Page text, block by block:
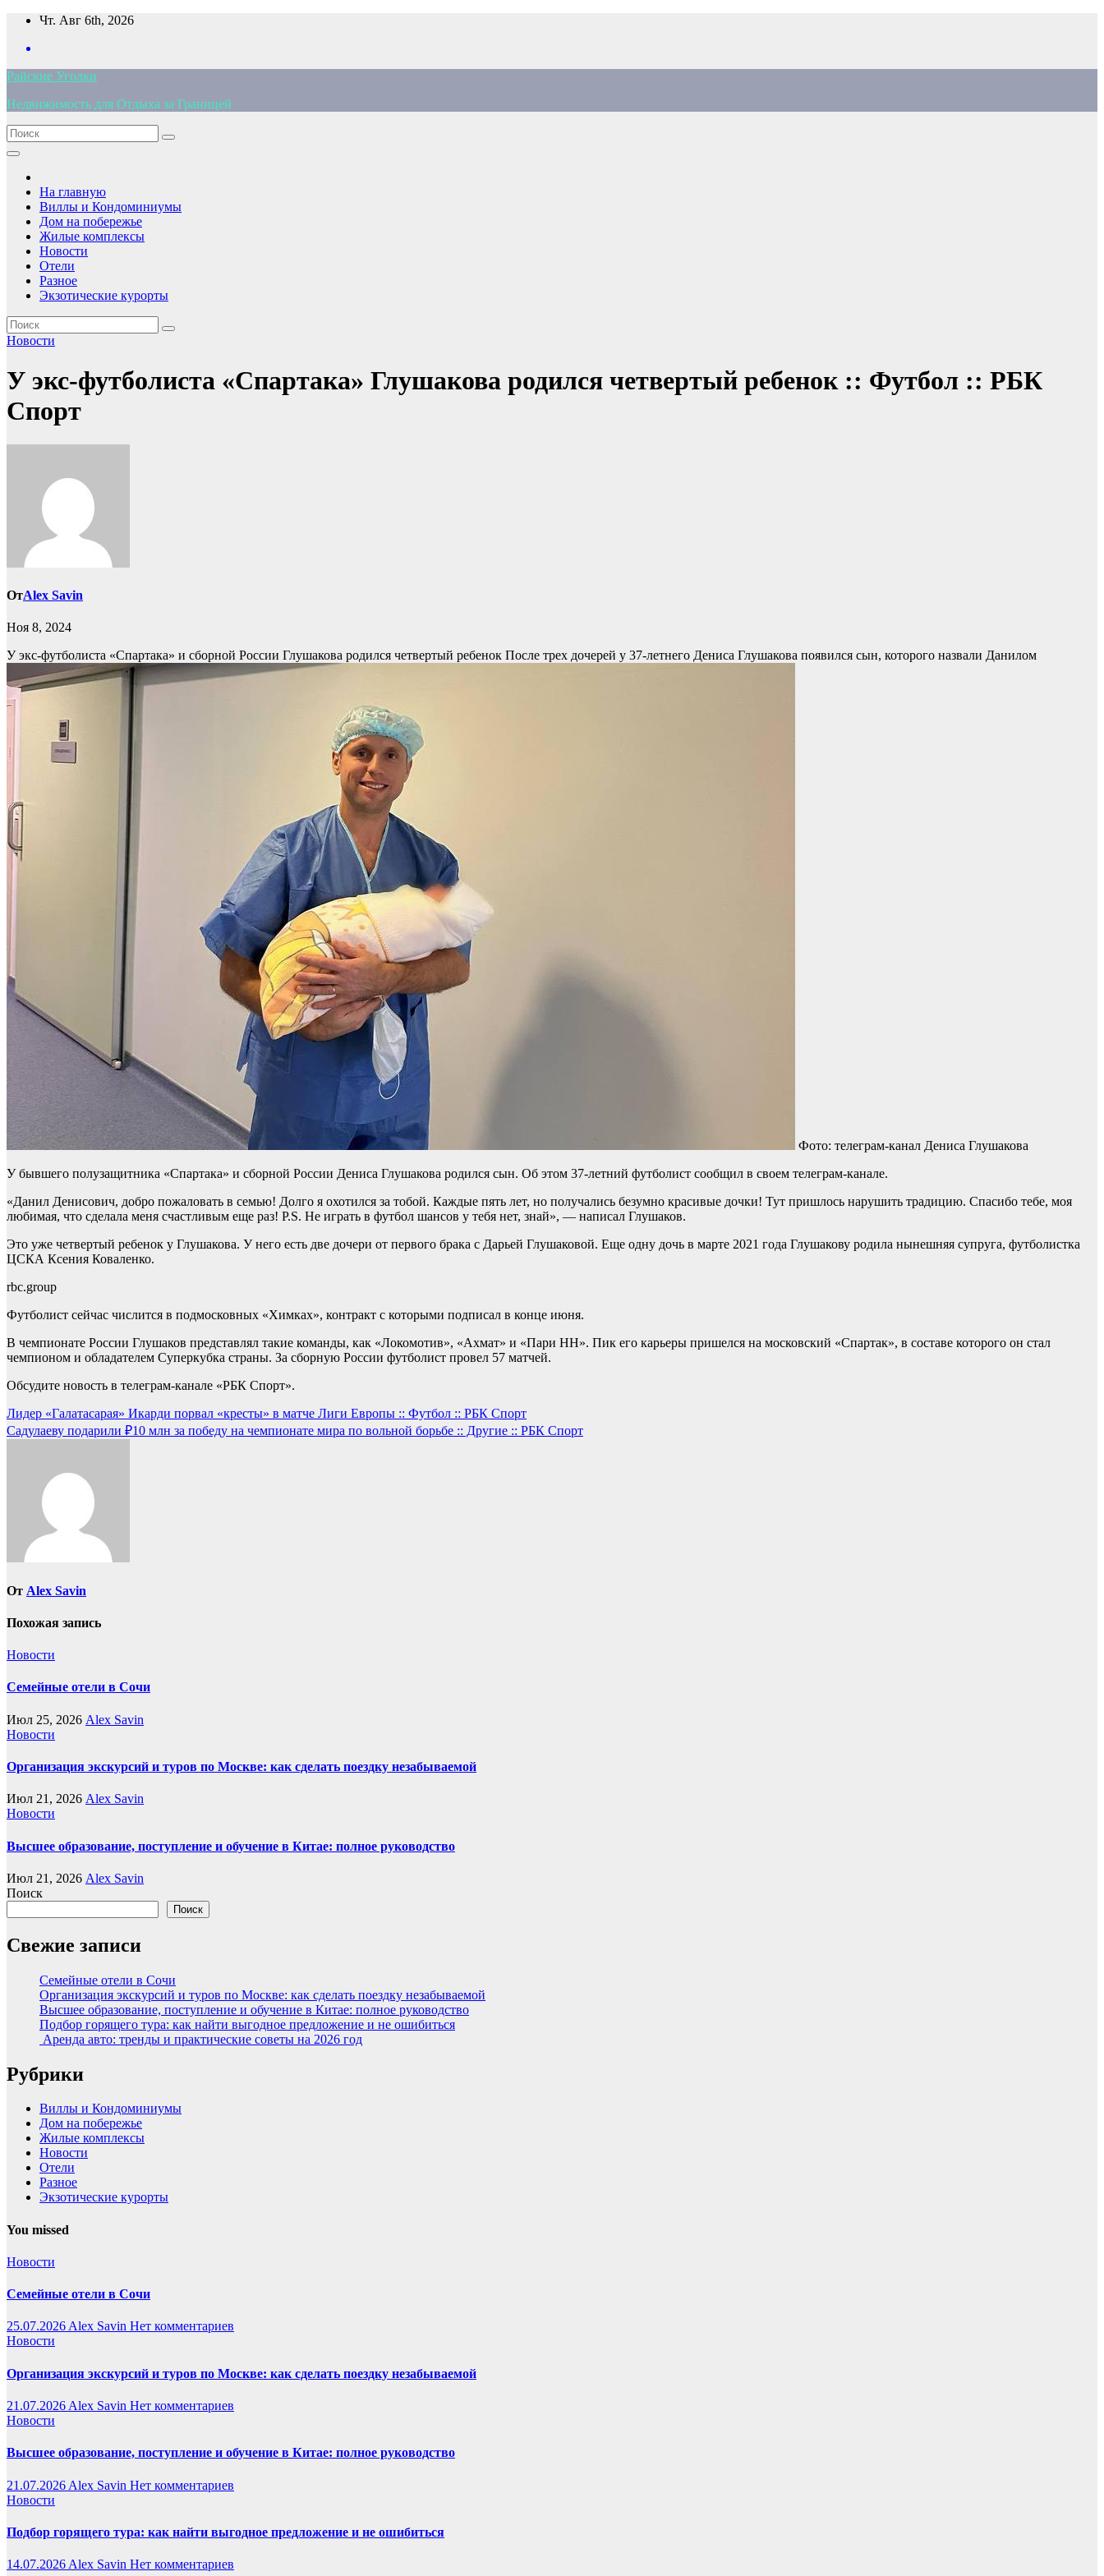
Перейти
содержимому
Чт. Авг 6th, 2026
Райские Уголки
Недвижимость для Отдыха за Границей
На главную
Виллы и Кондоминиумы
Дом на побережье
Жилые комплексы
Новости
Отели
Разное
Экзотические курорты
Новости
У экс-футболиста «Спартака» Глушакова родился четвертый ребенок :: Футбол :: РБК
Спорт
ОтAlex Savin
Ноя 8, 2024
У экс-футболиста «Спартака» и сборной России Глушакова родился четвертый ребенок После трех дочерей у 37-летнего Дениса Глушакова появился сын, которого назвали Данилом
Фото: телеграм-канал Дениса Глушакова
У бывшего полузащитника «Спартака» и сборной России Дениса Глушакова родился сын. Об этом 37-летний футболист сообщил в своем телеграм-канале.
«Данил Денисович, добро пожаловать в семью! Долго я охотился за тобой. Каждые пять лет, но получались безумно красивые дочки! Тут пришлось нарушить традицию. Спасибо тебе, моя
любимая, что сделала меня счастливым еще раз! P.S. Не играть в футбол шансов у тебя нет, знай», — написал Глушаков.
Это уже четвертый ребенок у Глушакова. У него есть две дочери от первого брака с Дарьей Глушаковой. Еще одну дочь в марте 2021 года Глушакову родила нынешняя супруга, футболистка
ЦСКА Ксения Коваленко.
rbc.group
Футболист сейчас числится в подмосковных «Химках», контракт с которыми подписал в конце июня.
В чемпионате России Глушаков представлял такие команды, как «Локомотив», «Ахмат» и «Пари НН». Пик его карьеры пришелся на московский «Спартак», в составе которого он стал
чемпионом и обладателем Суперкубка страны. За сборную России футболист провел 57 матчей.
Обсудите новость в телеграм-канале «РБК Спорт».
Навигация
по
Лидер «Галатасарая» Икарди порвал «кресты» в матче Лиги Европы :: Футбол :: РБК Спорт
Садулаеву подарили ₽10 млн за победу на чемпионате мира по вольной борьбе :: Другие :: РБК Спорт
От Alex Savin
Похожая запись
Новости
Семейные отели в Сочи
Июл 25, 2026 Alex Savin
Новости
Организация экскурсий и туров по Москве: как сделать поездку незабываемой
Июл 21, 2026 Alex Savin
Новости
Высшее образование, поступление и обучение в Китае: полное руководство
Июл 21, 2026 Alex Savin
Поиск
Поиск
Свежие записи
Семейные отели в Сочи
Организация экскурсий и туров по Москве: как сделать поездку незабываемой
Высшее образование, поступление и обучение в Китае: полное руководство
Подбор горящего тура: как найти выгодное предложение и не ошибиться
Аренда авто: тренды и практические советы на 2026 год
Рубрики
Виллы и Кондоминиумы
Дом на побережье
Жилые комплексы
Новости
Отели
Разное
Экзотические курорты
You missed
Новости
Семейные отели в Сочи
25.07.2026Alex Savin Нет комментариев
Новости
Организация экскурсий и туров по Москве: как сделать поездку незабываемой
21.07.2026 Alex Savin Нет комментариев
Новости
Высшее образование, поступление и обучение в Китае: полное руководство
21.07.2026 Alex Savin Нет комментариев
Новости
Подбор горящего тура: как найти выгодное предложение и не ошибиться
14.07.2026 Alex Savin Нет комментариев